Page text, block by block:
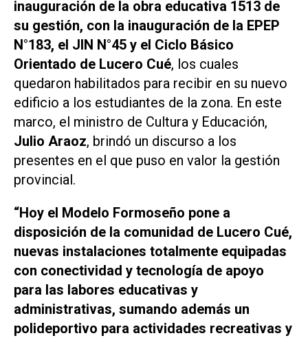
inauguración de la obra educativa 1513 de
su gestión, con la inauguración de la EPEP
N°183, el JIN N°45 y el Ciclo Básico
Orientado de Lucero Cué, los cuales
quedaron habilitados para recibir en su nuevo
edificio a los estudiantes de la zona. En este
marco, el ministro de Cultura y Educación,
Julio Araoz, brindó un discurso a los
presentes en el que puso en valor la gestión
provincial.
“Hoy el Modelo Formoseño pone a
disposición de la comunidad de Lucero Cué,
nuevas instalaciones totalmente equipadas
con conectividad y tecnología de apoyo
para las labores educativas y
administrativas, sumando además un
polideportivo para actividades recreativas y